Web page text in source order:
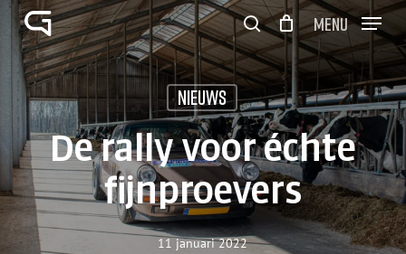
Skip
main
content
search
Menu
Winkelwagen Close
Cart
Nieuws
De rally voor échte
fijnproevers
11 januari 2022
Close
Menu